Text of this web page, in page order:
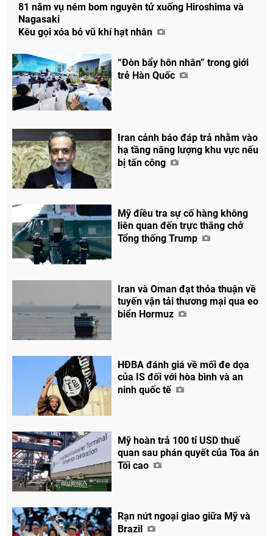
81 năm vụ ném bom nguyên tử xuống Hiroshima và
Nagasaki
Kêu gọi xóa bỏ vũ khí hạt nhân
“Đòn bẩy hôn nhân” trong giới
trẻ Hàn Quốc
Iran cảnh báo đáp trả nhằm vào
hạ tầng năng lượng khu vực nếu
bị tấn công
Mỹ điều tra sự cố hàng không
liên quan đến trực thăng chở
Tổng thống Trump
Iran và Oman đạt thỏa thuận về
tuyến vận tải thương mại qua eo
biển Hormuz
HĐBA đánh giá về mối đe dọa
của IS đối với hòa bình và an
ninh quốc tế
Mỹ hoàn trả 100 tỉ USD thuế
quan sau phán quyết của Tòa án
Tối cao
Rạn nứt ngoại giao giữa Mỹ và
Brazil